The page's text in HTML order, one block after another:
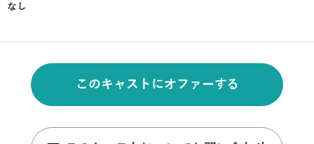
なし
このキャストにオファーする